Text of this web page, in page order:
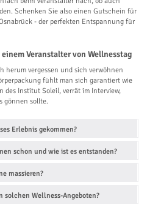
Schenken Sie also einen Gutschein für
- der perfekten Entspannung für
Veranstalter von Wellnesstag
herum vergessen und sich verwöhnen
fühlt man sich garantiert wie
des Institut Soleil, verrät im Interview,
gönnen sollte.
Erlebnis gekommen?
schon und wie ist es entstanden?
massieren?
solchen Wellness-Angeboten?